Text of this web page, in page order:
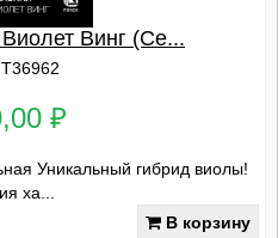
Винг (Се...
₽
Уникальный гибрид виолы!
ха...
В корзину